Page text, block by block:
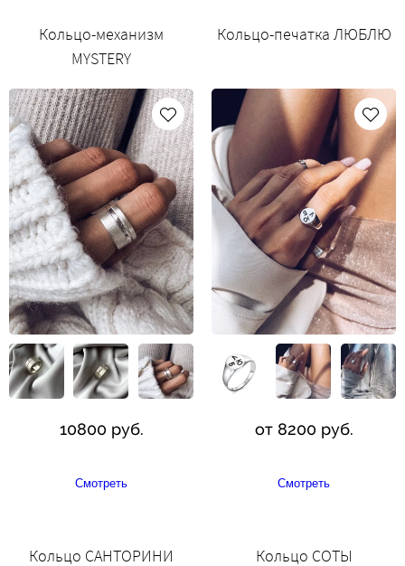
Кольцо-механизм
MYSTERY
10800 руб.
Смотреть
Кольцо-печатка ЛЮБЛЮ
от 8200 руб.
Смотреть
Кольцо САНТОРИНИ Кольцо СОТЫ